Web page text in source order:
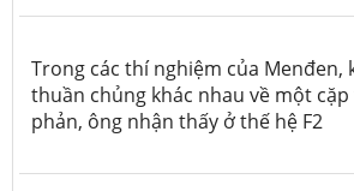
Trong các thí nghiệm của Menđen,
thuần chủng khác nhau về một
phản, ông nhận thấy ở thế hệ F2